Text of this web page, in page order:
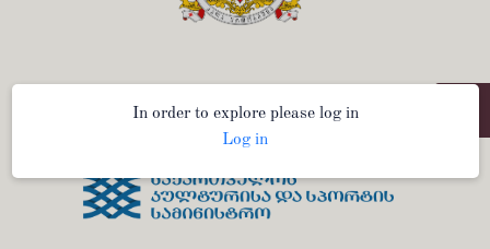
In order to explore please log in
Log in